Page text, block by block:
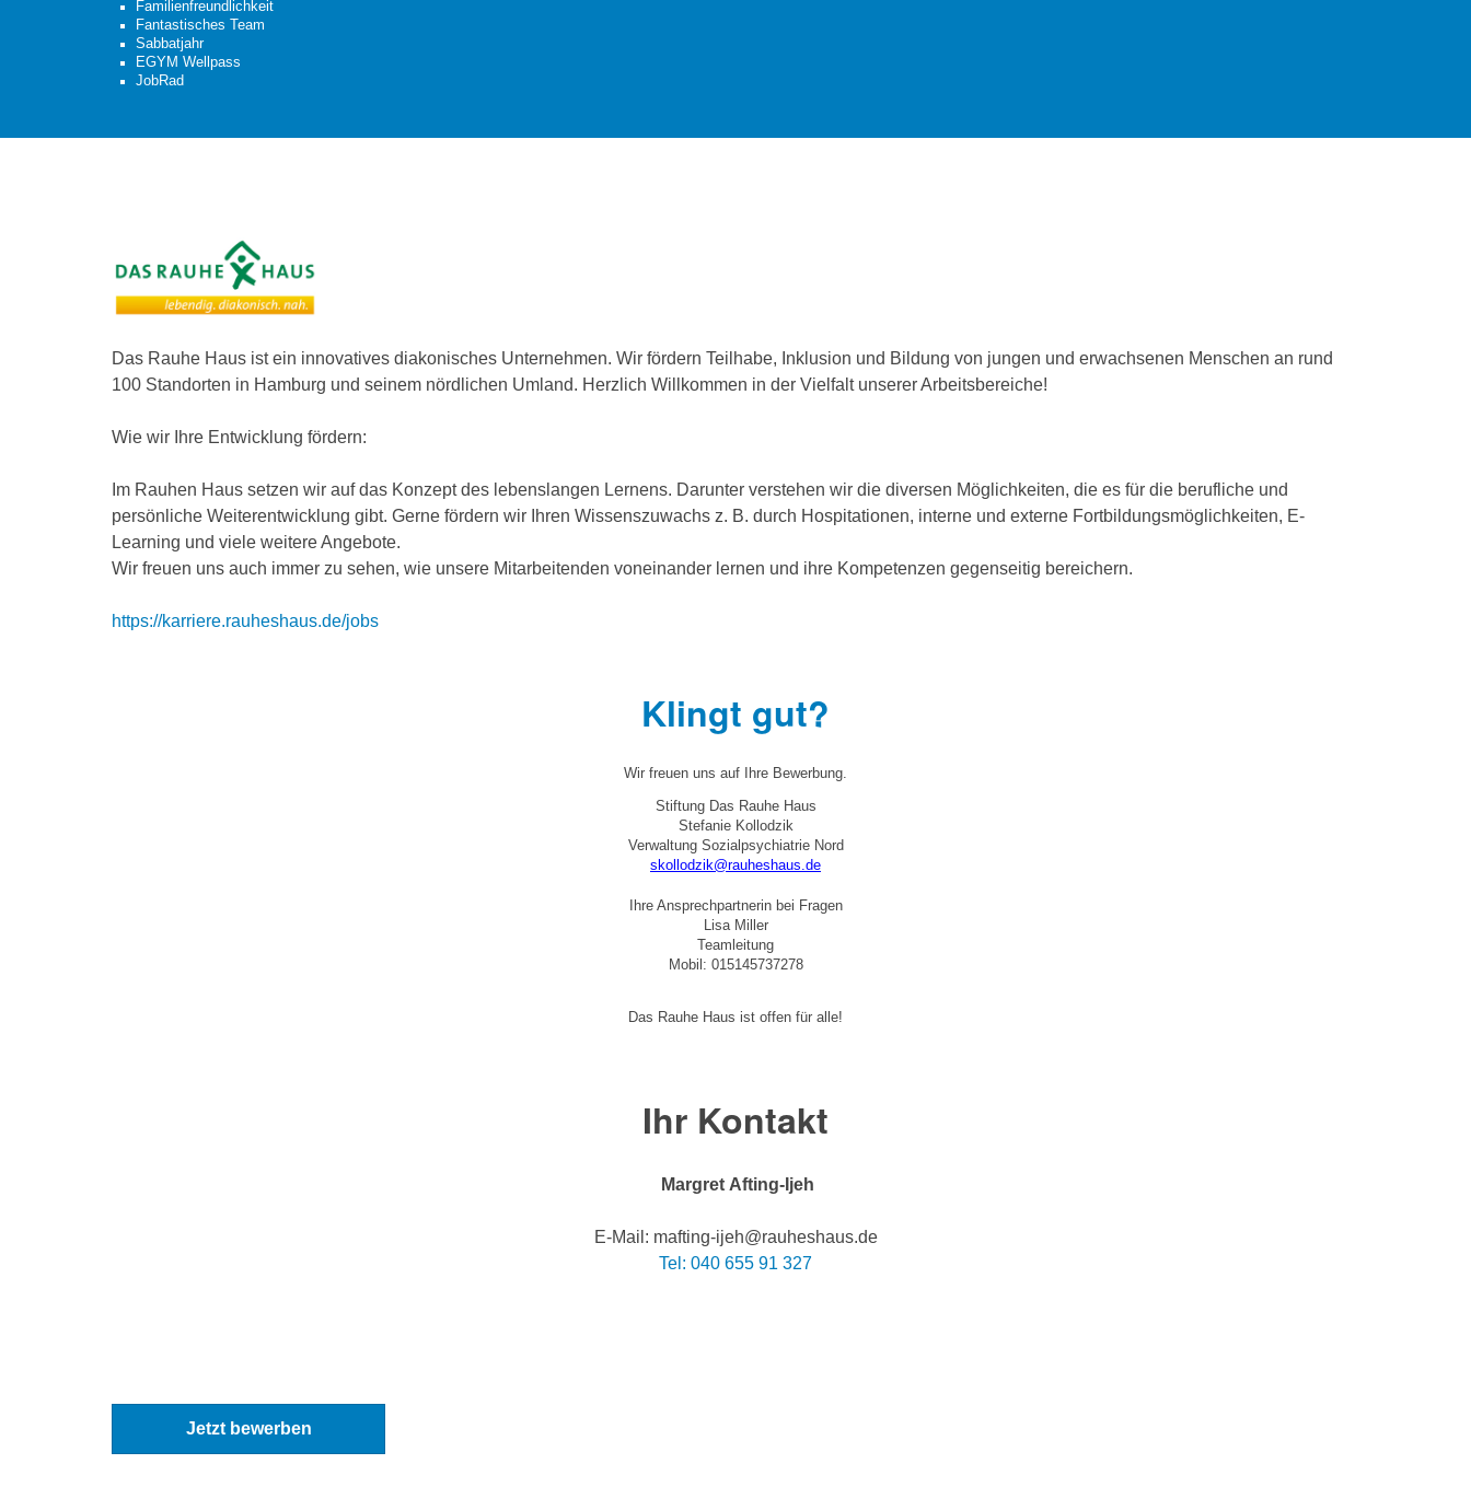
Familienfreundlichkeit
Fantastisches Team
Sabbatjahr
EGYM Wellpass
JobRad
Das Rauhe Haus ist ein innovatives diakonisches Unternehmen. Wir fördern Teilhabe, Inklusion und Bildung von jungen und erwachsenen Menschen an rund
100 Standorten in Hamburg und seinem nördlichen Umland. Herzlich Willkommen in der Vielfalt unserer Arbeitsbereiche!
Wie wir Ihre Entwicklung fördern:
Im Rauhen Haus setzen wir auf das Konzept des lebenslangen Lernens. Darunter verstehen wir die diversen Möglichkeiten, die es für die berufliche und
persönliche Weiterentwicklung gibt. Gerne fördern wir Ihren Wissenszuwachs z. B. durch Hospitationen, interne und externe Fortbildungsmöglichkeiten, E-
Learning und viele weitere Angebote.
Wir freuen uns auch immer zu sehen, wie unsere Mitarbeitenden voneinander lernen und ihre Kompetenzen gegenseitig bereichern.
https://karriere.rauheshaus.de/jobs
Klingt gut?
Wir freuen uns auf Ihre Bewerbung.
Stiftung Das Rauhe Haus
Stefanie Kollodzik
Verwaltung Sozialpsychiatrie Nord
skollodzik@rauheshaus.de
Ihre Ansprechpartnerin bei Fragen
Lisa Miller
Teamleitung
Mobil: 015145737278
Das Rauhe Haus ist offen für alle!
Ihr Kontakt
Margret Afting-Ijeh
E-Mail: mafting-ijeh@rauheshaus.de
Tel: 040 655 91 327
Jetzt bewerben